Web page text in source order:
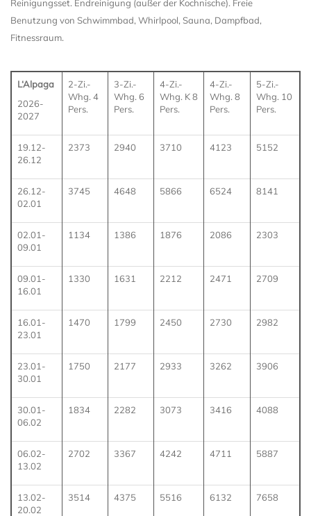
Reinigungsset. Endreinigung (außer der Kochnische). Freie
Benutzung von Schwimmbad, Whirlpool, Sauna, Dampfbad,
Fitnessraum.
L‘Alpaga
2026-
2027
2-Zi.-
Whg. 4
Pers.
3-Zi.-
Whg. 6
Pers.
4-Zi.-
Whg. K 8
Pers.
4-Zi.-
Whg. 8
Pers.
5-Zi.-
Whg. 10
Pers.
19.12-
26.12
2373 2940 3710 4123 5152
26.12-
02.01
3745 4648 5866 6524 8141
02.01-
09.01
1134 1386 1876 2086 2303
09.01-
16.01
1330 1631 2212 2471 2709
16.01-
23.01
1470 1799 2450 2730 2982
23.01-
30.01
1750 2177 2933 3262 3906
30.01-
06.02
1834 2282 3073 3416 4088
06.02-
13.02
2702 3367 4242 4711 5887
13.02-
20.02
3514 4375 5516 6132 7658